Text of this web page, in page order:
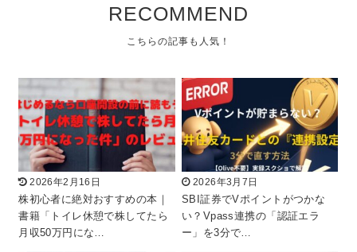
RECOMMEND
2026年2月16日
株初心者に絶対おすすめの本｜
書籍「トイレ休憩で株してたら
月収50万円にな…
2026年3月7日
SBI証券でVポイントがつかな
い？Vpass連携の「認証エラ
ー」を3分で…